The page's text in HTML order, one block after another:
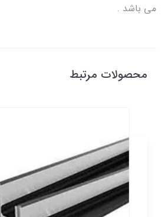
می باشد .
محصولات مرتبط